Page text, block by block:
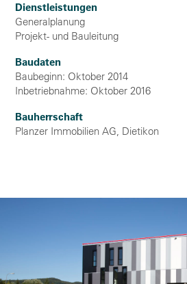
Dienstleistungen
Generalplanung
Projekt- und Bauleitung
Baudaten
Baubeginn: Oktober 2014
Inbetriebnahme: Oktober 2016
Bauherrschaft
Planzer Immobilien AG, Dietikon